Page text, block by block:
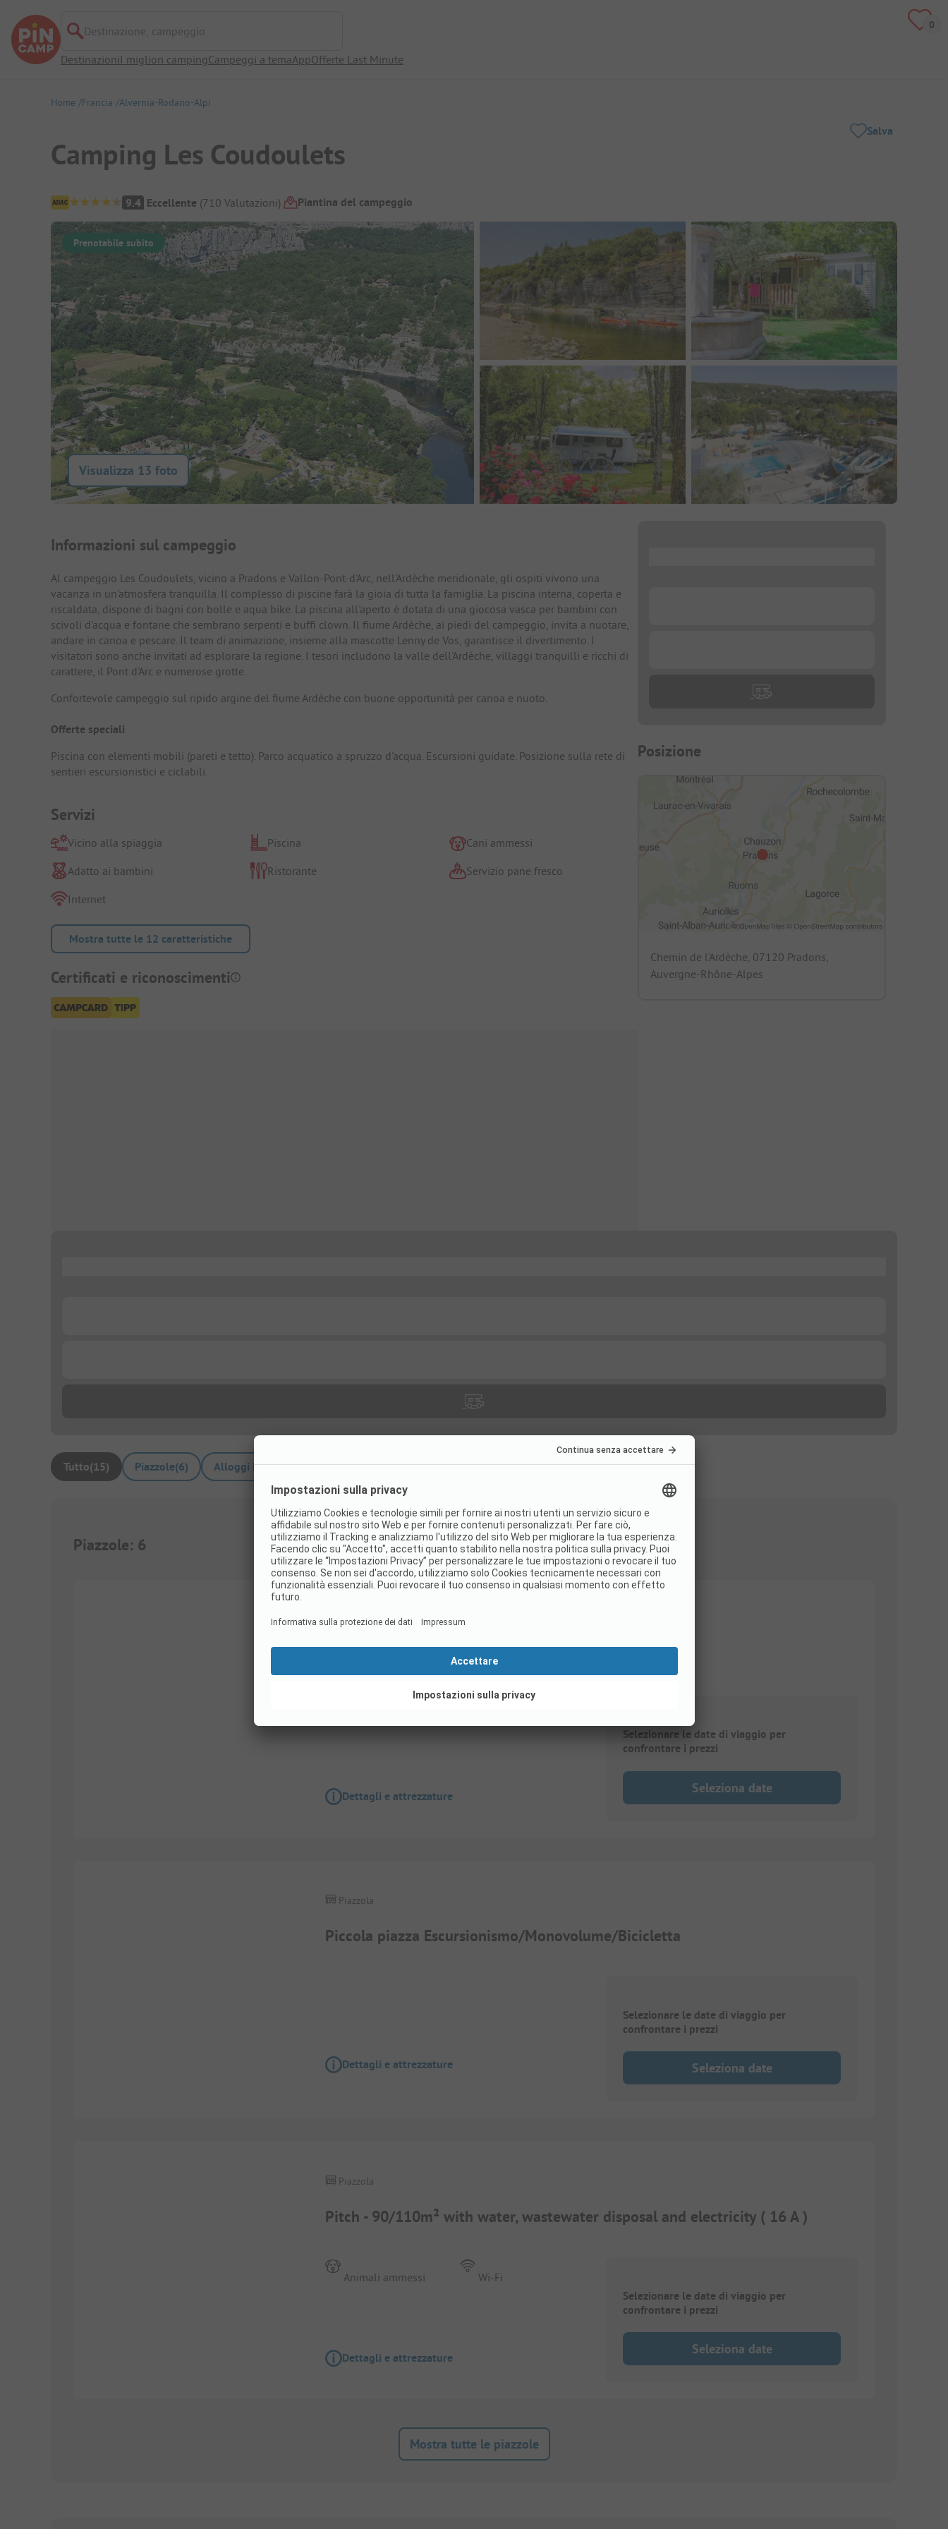
Destinazione, campeggio
DestinazioniI migliori campingCampeggi a temaAppOfferte Last Minute
Home Francia Alvernia-Rodano-Alpi
Camping Les Coudoulets
Salva
Panoramica del campeggio
9.4 Eccellente (710 Valutazioni) Piantina del campeggio
Prenotabile subito
Visualizza 13 foto
Presentazione del campeggio
Informazioni sul campeggio
Al campeggio Les Coudoulets, vicino a Pradons e Vallon-Pont-d'Arc, nell'Ardèche meridionale, gli ospiti vivono una
vacanza in un'atmosfera tranquilla. Il complesso di piscine farà la gioia di tutta la famiglia. La piscina interna, coperta e
riscaldata, dispone di bagni con bolle e aqua bike. La piscina all'aperto è dotata di una giocosa vasca per bambini con
scivoli d'acqua e fontane che sembrano serpenti e buffi clown. Il fiume Ardèche, ai piedi del campeggio, invita a nuotare,
andare in canoa e pescare. Il team di animazione, insieme alla mascotte Lenny de Vos, garantisce il divertimento. I
visitatori sono anche invitati ad esplorare la regione. I tesori includono la valle dell'Ardèche, villaggi tranquilli e ricchi di
carattere, il Pont d'Arc e numerose grotte.
Confortevole campeggio sul ripido argine del fiume Ardèche con buone opportunità per canoa e nuoto.
Offerte speciali
Piscina con elementi mobili (pareti e tetto). Parco acquatico a spruzzo d'acqua. Escursioni guidate. Posizione sulla rete di
sentieri escursionistici e ciclabili.
Servizi
Vicino alla spiaggia Piscina
Cani ammessi
Adatto ai bambini
Ristorante
Servizio pane fresco
Internet
Mostra tutte le 12 caratteristiche
Certificati e riconoscimenti
Posizione
Chemin de l'Ardèche, 07120 Pradons,
Auvergne-Rhône-Alpes
Tutto(15) Piazzole(6) Alloggi in affitto(9)
Piazzole: 6 1/3
Piazzola
Dettagli e attrezzature
Selezionare le date di viaggio per
confrontare i prezzi
Seleziona date
Piccola piazza Escursionismo/Monovolume/Bicicletta
Piazzola
Dettagli e attrezzature
Selezionare le date di viaggio per
confrontare i prezzi
Seleziona date
Pitch - 90/110m² with water, wastewater disposal and electricity ( 16 A )
Piazzola
Animali ammessi Wi-Fi
Dettagli e attrezzature
Selezionare le date di viaggio per
confrontare i prezzi
Seleziona date
Mostra tutte le piazzole